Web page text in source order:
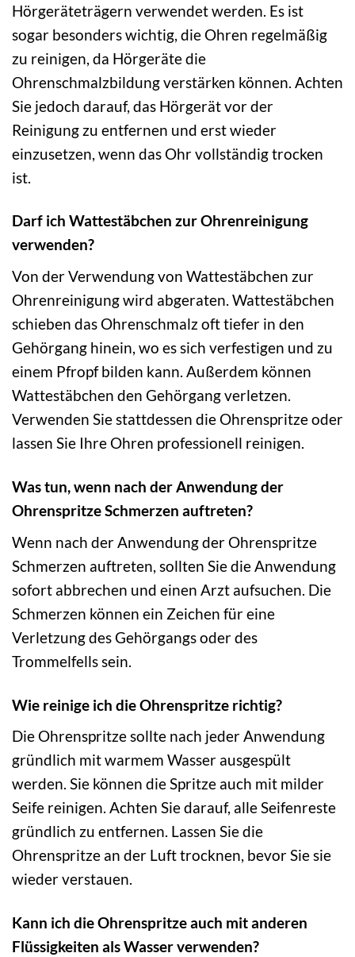
Hörgeräteträgern verwendet werden. Es ist
sogar besonders wichtig, die Ohren regelmäßig
zu reinigen, da Hörgeräte die
Ohrenschmalzbildung verstärken können. Achten
Sie jedoch darauf, das Hörgerät vor der
Reinigung zu entfernen und erst wieder
einzusetzen, wenn das Ohr vollständig trocken
ist.
Darf ich Wattestäbchen zur Ohrenreinigung
verwenden?
Von der Verwendung von Wattestäbchen zur
Ohrenreinigung wird abgeraten. Wattestäbchen
schieben das Ohrenschmalz oft tiefer in den
Gehörgang hinein, wo es sich verfestigen und zu
einem Pfropf bilden kann. Außerdem können
Wattestäbchen den Gehörgang verletzen.
Verwenden Sie stattdessen die Ohrenspritze oder
lassen Sie Ihre Ohren professionell reinigen.
Was tun, wenn nach der Anwendung der
Ohrenspritze Schmerzen auftreten?
Wenn nach der Anwendung der Ohrenspritze
Schmerzen auftreten, sollten Sie die Anwendung
sofort abbrechen und einen Arzt aufsuchen. Die
Schmerzen können ein Zeichen für eine
Verletzung des Gehörgangs oder des
Trommelfells sein.
Wie reinige ich die Ohrenspritze richtig?
Die Ohrenspritze sollte nach jeder Anwendung
gründlich mit warmem Wasser ausgespült
werden. Sie können die Spritze auch mit milder
Seife reinigen. Achten Sie darauf, alle Seifenreste
gründlich zu entfernen. Lassen Sie die
Ohrenspritze an der Luft trocknen, bevor Sie sie
wieder verstauen.
Kann ich die Ohrenspritze auch mit anderen
Flüssigkeiten als Wasser verwenden?